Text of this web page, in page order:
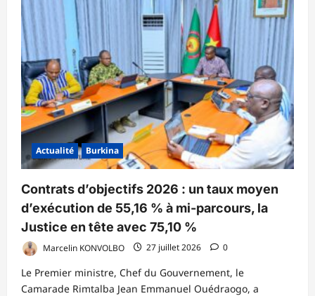
le
d’enfants
:
L’ADEP
et
le
CONAMEB
invitent
les
journalistes
à
jouer
leur
partition
dans
la
du
nouveau
Code
des
personnes
et
de
la
Actualité Burkina
Contrats d’objectifs 2026 : un taux moyen
d’exécution de 55,16 % à mi-parcours, la
Justice en tête avec 75,10 %
Marcelin KONVOLBO 27 juillet 2026 0
Le Premier ministre, Chef du Gouvernement, le
Camarade Rimtalba Jean Emmanuel Ouédraogo, a